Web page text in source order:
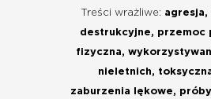
Treści wrażliwe: agresja,
destrukcyjne, przemoc
fizyczna,
nieletnich,
zaburzenia lękowe,